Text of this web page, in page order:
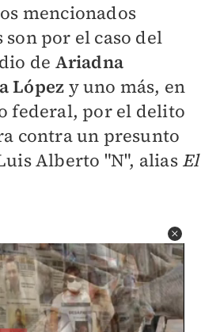
mencionados
son por el caso del
de Ariadna
López y uno más, en
federal, por el delito
contra un presunto
Alberto "N", alias El